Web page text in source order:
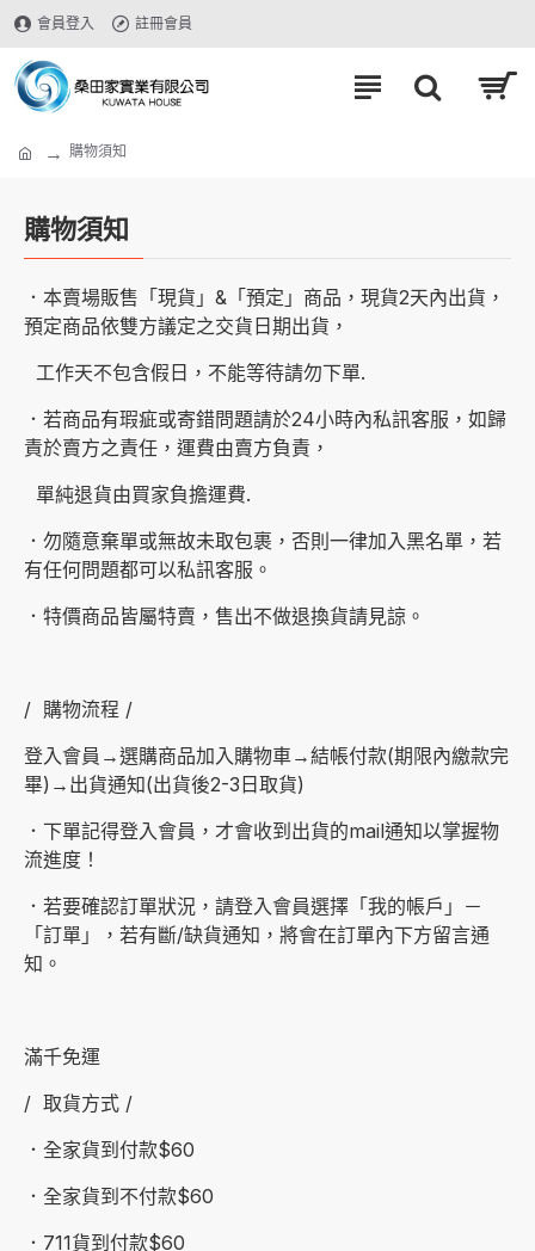
會員登入 註冊會員
購物須知
購物須知
．本賣場販售「現貨」&「預定」商品，現貨2天內出貨，
預定商品依雙方議定之交貨日期出貨，
工作天不包含假日，不能等待請勿下單.
．若商品有瑕疵或寄錯問題請於24小時內私訊客服，如歸
責於賣方之責任，運費由賣方負責，
單純退貨由買家負擔運費.
．勿隨意棄單或無故未取包裹，否則一律加入黑名單，若
有任何問題都可以私訊客服。
．特價商品皆屬特賣，售出不做退換貨請見諒。
/ 購物流程 /
登入會員→選購商品加入購物車→結帳付款(期限內繳款完
畢)→出貨通知(出貨後2-3日取貨)
．下單記得登入會員，才會收到出貨的mail通知以掌握物
流進度！
．若要確認訂單狀況，請登入會員選擇「我的帳戶」－
「訂單」，若有斷/缺貨通知，將會在訂單內下方留言通
知。
滿千免運
/ 取貨方式 /
．全家貨到付款$60
．全家貨到不付款$60
．711貨到付款$60